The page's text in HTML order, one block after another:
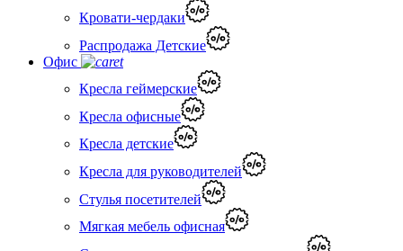
Кровати-чердаки
Распродажа Детские
Офис
Кресла геймерские
Кресла офисные
Кресла детские
Кресла для руководителей
Стулья посетителей
Мягкая мебель офисная